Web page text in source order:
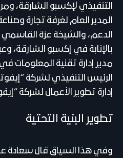
التنفيذي لإكسبو الشارقة،
المدير العام لغرفة تجارة
الدعم، والشيخة عزة القاسمي
بالإنابة في إكسبو الشارقة،
مدير إدارة تقنية المعلومات
الرئيس التنفيذي لشركة
إدارة تطوير الأعمال لشركة
تطوير البنية التحتية
وفي هذا السياق قال سعادة